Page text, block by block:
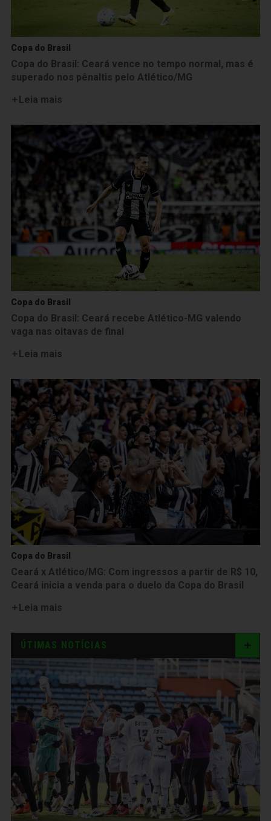
Copa do Brasil
Copa do Brasil: Ceará vence no tempo normal, mas é
superado nos pênaltis pelo Atlético/MG
Leia mais
Copa do Brasil
Copa do Brasil: Ceará recebe Atlético-MG valendo
vaga nas oitavas de final
Leia mais
Copa do Brasil
Ceará x Atlético/MG: Com ingressos a partir de R$ 10,
Ceará inicia a venda para o duelo da Copa do Brasil
Leia mais
ÚTIMAS NOTÍCIAS